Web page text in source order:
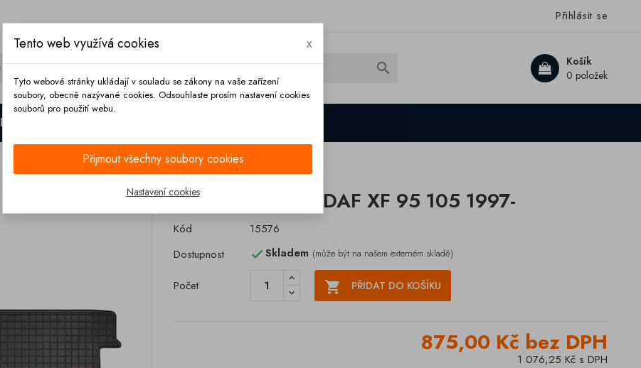
Přihlásit se
Košík
0 položek

Platba
Gumové rohože DAF XF 95 105 1997-
Gumové rohože DAF XF 95 105 1997-
Kód
15576
Dostupnost
Skladem (může být na našem externém skladě)
Počet  PŘIDAT DO KOŠÍKU
875,00 Kč bez DPH
1 076,25 Kč s DPH
Tento web využívá cookies x
Tyto webové stránky ukládají v souladu se zákony na vaše zařízení
soubory, obecně nazývané cookies. Odsouhlaste prosím nastavení cookies
souborů pro použití webu.
Přijmout všechny soubory cookies
Nastavení cookies